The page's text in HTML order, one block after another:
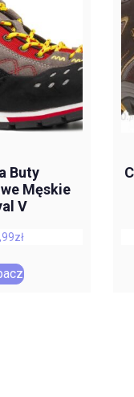
Buty
Męskie
V
zł